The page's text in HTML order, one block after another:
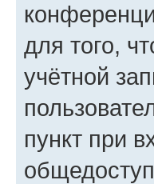
для того,
учётной
пункт при